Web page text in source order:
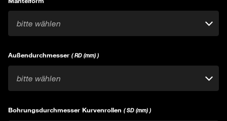
bitte wählen
Außendurchmesser ( RD (mm) )
bitte wählen
Bohrungsdurchmesser Kurvenrollen ( SD (mm) )